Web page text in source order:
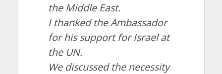
the Middle East.
I thanked the Ambassador
for his support for Israel at
the UN.
We discussed the necessity